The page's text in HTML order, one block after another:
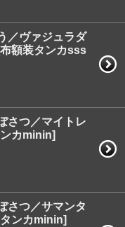
／ヴァジュラダ
額装タンカsss
さつ／マイトレ
カminin]
さつ／サマンタ
ンカminin]